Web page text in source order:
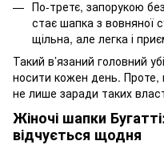
По-третє, запорукою
стає шапка з вовняної
щільна, але легка і
Такий в’язаний головний
носити кожен день. Проте,
не лише заради таких
Жіночі шапки
відчується щодня